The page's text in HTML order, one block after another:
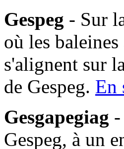
Gespeg - Sur
où les
s'alignent sur
de Gespeg. En
Gesgapegiag
Gespeg, à un